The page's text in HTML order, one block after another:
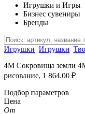
Игрушки и Игры
Бизнес сувениры
Бренды
Игрушки Игрушки
4М Сокровища земли
рисование, 1 864.00 ₽
Подбор параметров
Цена
От